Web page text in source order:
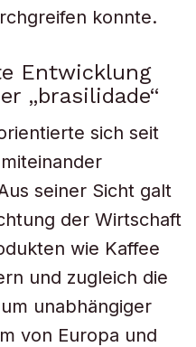
konnte.
Entwicklung
„brasilidade“
sich seit
seiner Sicht galt
der Wirtschaft
wie Kaffee
und zugleich die
unabhängiger
von Europa und